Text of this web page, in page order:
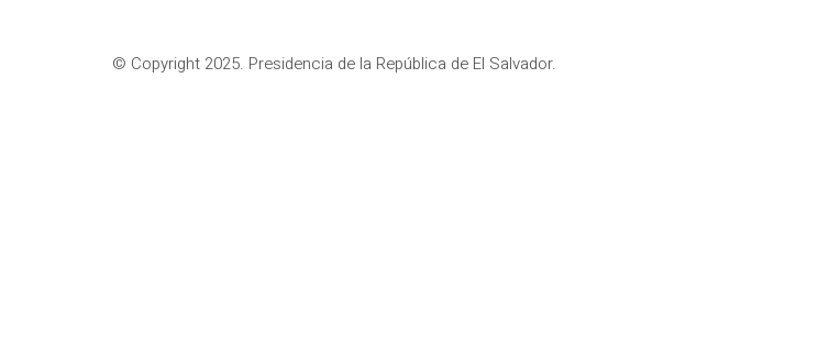
© Copyright 2025. Presidencia de la República de El Salvador.